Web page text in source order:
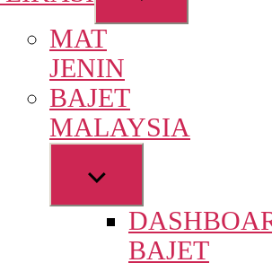
sub
MAT
JENIN
BAJET
MALAYSIA
Show
sub
menu
BAJET